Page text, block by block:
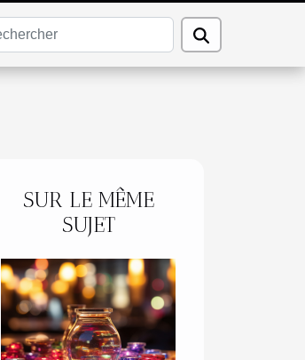
SUR LE MÊME
SUJET